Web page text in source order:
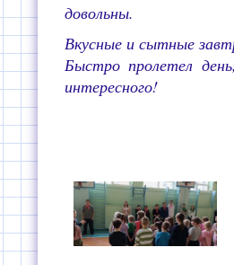
довольны.
Вкусные и сытные
Быстро пролетел
интересного!